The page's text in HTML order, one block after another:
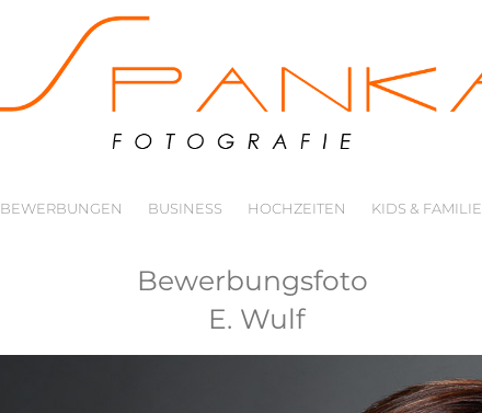
BEWERBUNGEN BUSINESS HOCHZEITEN KIDS & FAMILIE
Bewerbungsfoto
E. Wulf